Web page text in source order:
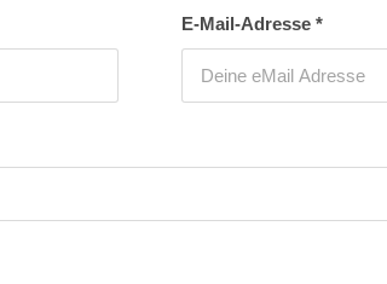
E-Mail-Adresse *